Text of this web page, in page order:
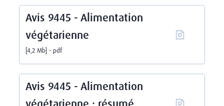
Avis 9445 - Alimentation
végétarienne
4,2 Mb pdf
Avis 9445 - Alimentation